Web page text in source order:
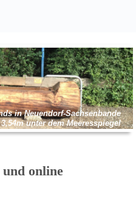
in Neuendorf-Sachsenbande
3,54m unter dem Meeresspiegel
online